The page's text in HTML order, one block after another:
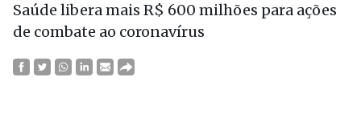
Saúde libera mais R$ 600 milhões para ações
de combate ao coronavírus